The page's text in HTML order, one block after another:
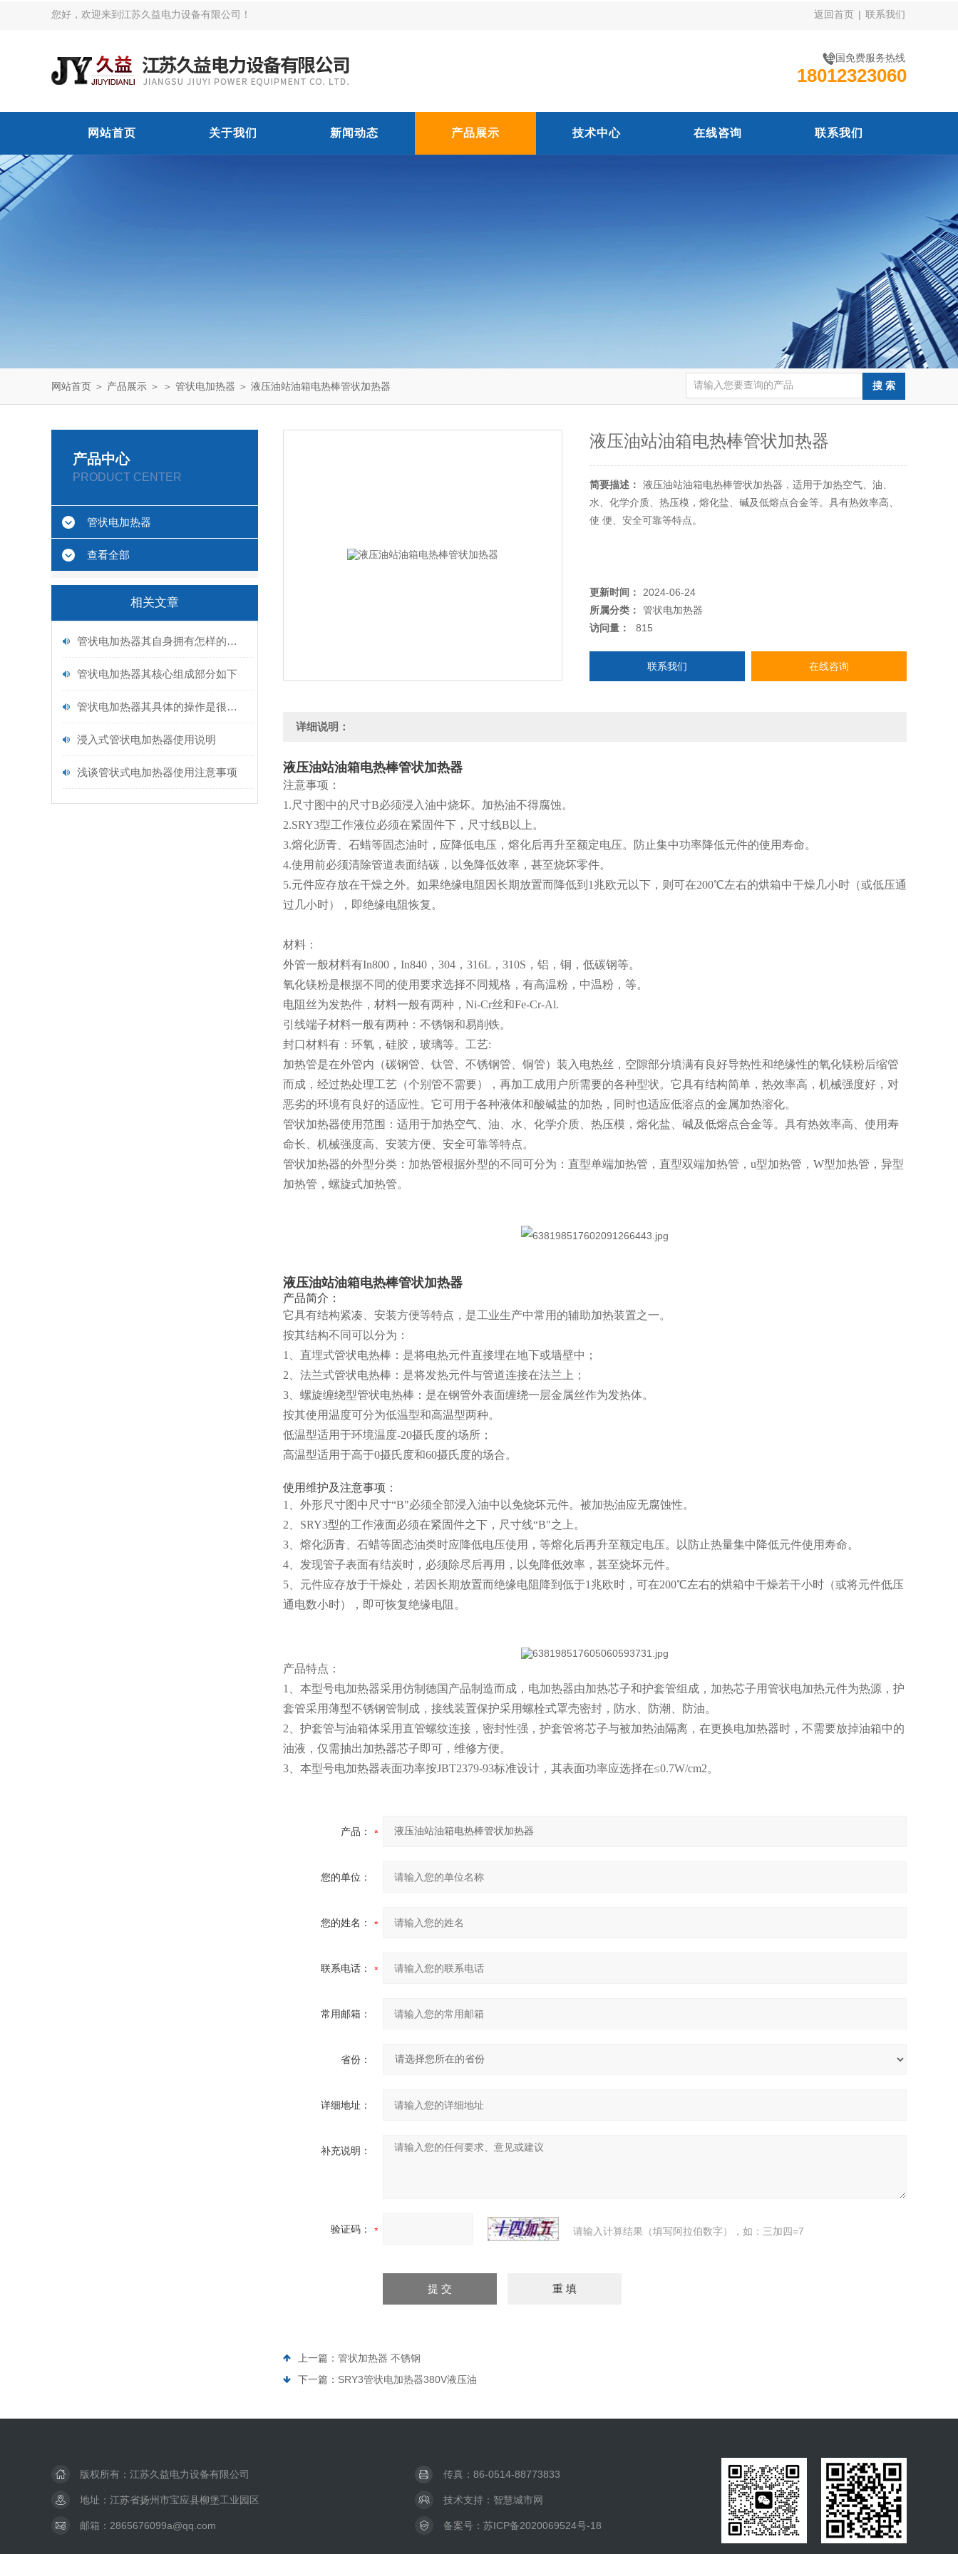
您好，欢迎来到江苏久益电力设备有限公司！ 返回首页 | 联系我们
全国免费服务热线
18012323060
网站首页 关于我们 新闻动态 产品展示 技术中心 在线咨询 联系我们
网站首页 ＞ 产品展示 ＞ ＞ 管状电加热器 ＞ 液压油站油箱电热棒管状加热器
产品中心
PRODUCT CENTER
管状电加热器
查看全部
相关文章
管状电加热器其自身拥有怎样的特点呢？
管状电加热器其核心组成部分如下
管状电加热器其具体的操作是很有讲究的
浸入式管状电加热器使用说明
浅谈管状式电加热器使用注意事项
液压油站油箱电热棒管状加热器
简要描述：
液压油站油箱电热棒管状加热器，适用于加热空气、油、
水、化学介质、热压模，熔化盐、碱及低熔点合金等。具有热效率高、
使 便、安全可靠等特点。
更新时间：
2024-06-24
所属分类：
管状电加热器
访问量：
815
联系我们 在线咨询
详细说明：
液压油站油箱电热棒管状加热器
注意事项：
1.尺寸图中的尺寸B必须浸入油中烧坏。加热油不得腐蚀。
2.SRY3型工作液位必须在紧固件下，尺寸线B以上。
3.熔化沥青、石蜡等固态油时，应降低电压，熔化后再升至额定电压。防止集中功率降低元件的使用寿命。
4.使用前必须清除管道表面结碳，以免降低效率，甚至烧坏零件。
5.元件应存放在干燥之外。如果绝缘电阻因长期放置而降低到1兆欧元以下，则可在200℃左右的烘箱中干燥几小时（或低压通
过几小时），即绝缘电阻恢复。
材料：
外管一般材料有In800，In840，304，316L，310S，铝，铜，低碳钢等。
氧化镁粉是根据不同的使用要求选择不同规格，有高温粉，中温粉，等。
电阻丝为发热件，材料一般有两种，Ni-Cr丝和Fe-Cr-Al.
引线端子材料一般有两种：不锈钢和易削铁。
封口材料有：环氧，硅胶，玻璃等。 工艺:
加热管是在外管内（碳钢管、钛管、不锈钢管、铜管）装入电热丝，空隙部分填满有良好导热性和绝缘性的氧化镁粉后缩管
而成，经过热处理工艺（个别管不需要），再加工成用户所需要的各种型状。它具有结构简单，热效率高，机械强度好，对
恶劣的环境有良好的适应性。它可用于各种液体和酸碱盐的加热，同时也适应低溶点的金属加热溶化。
管状加热器使用范围：适用于加热空气、油、水、化学介质、热压模，熔化盐、碱及低熔点合金等。具有热效率高、使用寿
命长、机械强度高、安装方便、安全可靠等特点。
管状加热器的外型分类：加热管根据外型的不同可分为：直型单端加热管，直型双端加热管，u型加热管，W型加热管，异型
加热管，螺旋式加热管。
液压油站油箱电热棒管状加热器
产品简介：
它具有结构紧凑、安装方便等特点，是工业生产中常用的辅助加热装置之一。
按其结构不同可以分为：
1、直埋式管状电热棒：是将电热元件直接埋在地下或墙壁中；
2、法兰式管状电热棒：是将发热元件与管道连接在法兰上；
3、螺旋缠绕型管状电热棒：是在钢管外表面缠绕一层金属丝作为发热体。
按其使用温度可分为低温型和高温型两种。
低温型适用于环境温度-20摄氏度的场所；
高温型适用于高于0摄氏度和60摄氏度的场合。
使用维护及注意事项：
1、外形尺寸图中尺寸“B"必须全部浸入油中以免烧坏元件。被加热油应无腐蚀性。
2、SRY3型的工作液面必须在紧固件之下，尺寸线“B"之上。
3、熔化沥青、石蜡等固态油类时应降低电压使用，等熔化后再升至额定电压。以防止热量集中降低元件使用寿命。
4、发现管子表面有结炭时，必须除尽后再用，以免降低效率，甚至烧坏元件。
5、元件应存放于干燥处，若因长期放置而绝缘电阻降到低于1兆欧时，可在200℃左右的烘箱中干燥若干小时（或将元件低压
通电数小时），即可恢复绝缘电阻。
产品特点：
1、本型号电加热器采用仿制德国产品制造而成，电加热器由加热芯子和护套管组成，加热芯子用管状电加热元件为热源，护
套管采用薄型不锈钢管制成，接线装置保护采用螺栓式罩壳密封，防水、防潮、防油。
2、护套管与油箱体采用直管螺纹连接，密封性强，护套管将芯子与被加热油隔离，在更换电加热器时，不需要放掉油箱中的
油液，仅需抽出加热器芯子即可，维修方便。
3、本型号电加热器表面功率按JBT2379-93标准设计，其表面功率应选择在≤0.7W/cm2。
产品：
您的单位：
您的姓名：
联系电话：
常用邮箱：
省份：
详细地址：
补充说明：
验证码： 请输入计算结果（填写阿拉伯数字），如：三加四=7
上一篇： 管状加热器 不锈钢
下一篇： SRY3管状电加热器380V液压油
版权所有：江苏久益电力设备有限公司 传真：86-0514-88773833
地址：江苏省扬州市宝应县柳堡工业园区 技术支持： 智慧城市网
邮箱：2865676099a@qq.com 备案号： 苏ICP备2020069524号-18